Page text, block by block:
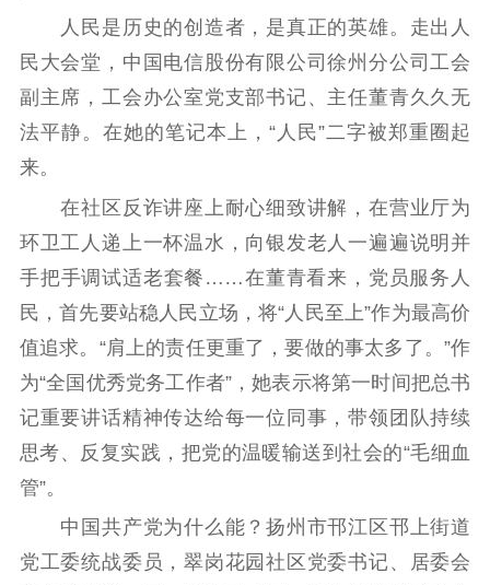
人民是历史的创造者，是真正的英雄。走出人
民大会堂，中国电信股份有限公司徐州分公司工会
副主席，工会办公室党支部书记、主任董青久久无
法平静。在她的笔记本上，“人民”二字被郑重圈起
来。
在社区反诈讲座上耐心细致讲解，在营业厅为
环卫工人递上一杯温水，向银发老人一遍遍说明并
手把手调试适老套餐……在董青看来，党员服务人
民，首先要站稳人民立场，将“人民至上”作为最高价
值追求。“肩上的责任更重了，要做的事太多了。”作
为“全国优秀党务工作者”，她表示将第一时间把总书
记重要讲话精神传达给每一位同事，带领团队持续
思考、反复实践，把党的温暖输送到社会的“毛细血
管”。
中国共产党为什么能？扬州市邗江区邗上街道
党工委统战委员，翠岗花园社区党委书记、居委会